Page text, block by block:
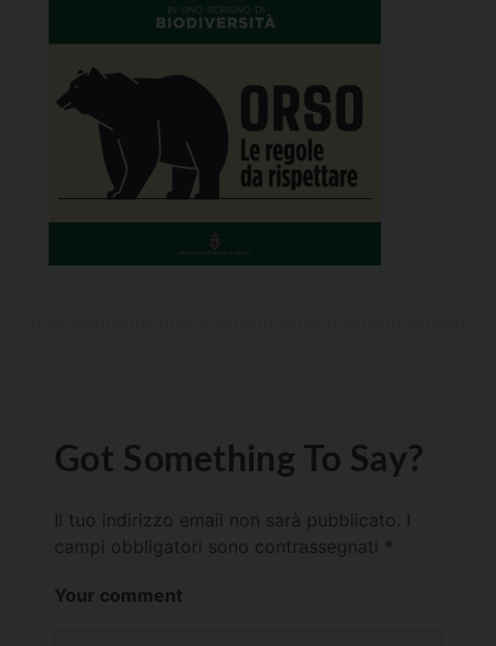
Got Something To Say?
Il tuo indirizzo email non sarà pubblicato.
campi obbligatori sono contrassegnati *
Your comment